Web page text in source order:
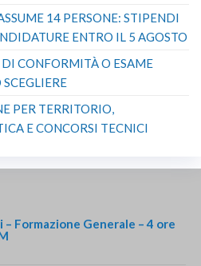
14 PERSONE: STIPENDI
ENTRO IL 5 AGOSTO
CONFORMITÀ O ESAME
PER TERRITORIO,
E CONCORSI TECNICI
– Formazione Generale – 4 ore